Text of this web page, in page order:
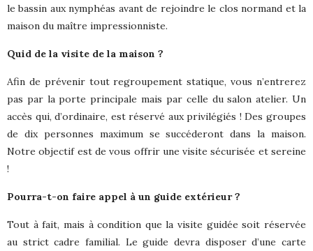
le bassin aux nymphéas avant de rejoindre le clos normand et la
maison du maître impressionniste.
Quid de la visite de la maison ?
Afin de prévenir tout regroupement statique, vous n’entrerez
pas par la porte principale mais par celle du salon atelier. Un
accès qui, d’ordinaire, est réservé aux privilégiés ! Des groupes
de dix personnes maximum se succéderont dans la maison.
Notre objectif est de vous offrir une visite sécurisée et sereine
!
Pourra-t-on faire appel à un guide extérieur ?
Tout à fait, mais à condition que la visite guidée soit réservée
au strict cadre familial. Le guide devra disposer d’une carte